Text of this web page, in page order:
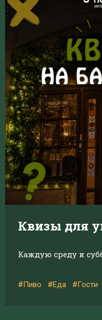
Квизы для
Каждую среду и
#Пиво #Еда #Гости